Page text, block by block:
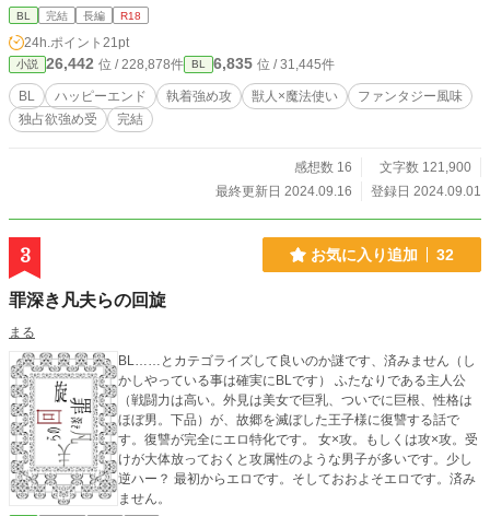
る」と言って獣人たちを買おうとする。仲間の獣人を見逃す代わりに「ひざ掛け
一枚分」として自分を買ってもらえるようお願いする少年を、魔法使いは沼地の
森に連れ帰った。いつ毛皮を剥がされるかとビクビクしていると、魔法使いは彼
を風呂に放り込み、鋏を手に取った…… 事情があって人目を避けて暮らす、齢1
00歳以上の素直じゃない＆家事が出来ない＆独占欲が強い天然？魔法使い
【受】と、純粋だけど本能的な執着心が強い獣人の少年（→青年）【攻】が、魔
法使いの過去の因縁に巻き込まれていくお話です。 女性の登場人物が出てきま
BL 完結 長編 R18
24h.ポイント 21pt
小説 26,442 位 / 228,878件 BL 6,835 位 / 31,445件
BL ハッピーエンド 執着強め攻 獣人×魔法使い
ファンタジー風味
独占欲強め受
完結
感想数 16
文字数 121,900
最終更新日 2024.09.16
登録日 2024.09.01
3 お気に入り追加 32
罪深き凡夫らの回旋
まる
BL……とカテゴライズして良いのか謎です、済みません（し
かしやっている事は確実にBLです） ふたなりである主人公
（戦闘力は高い。外見は美女で巨乳、ついでに巨根、性格は
ほぼ男。下品）が、故郷を滅ぼした王子様に復讐する話で
す。復讐が完全にエロ特化です。 女×攻。もしくは攻×攻。受
けが大体放っておくと攻属性のような男子が多いです。少し
逆ハー？ 最初からエロです。そしておおよそエロです。済み
ません。